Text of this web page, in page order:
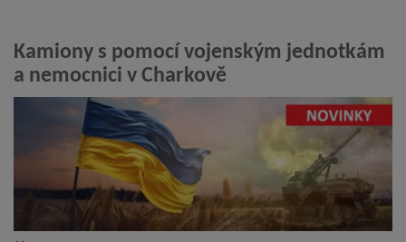
Kamiony s pomocí vojenským jednotkám
a nemocnici v Charkově